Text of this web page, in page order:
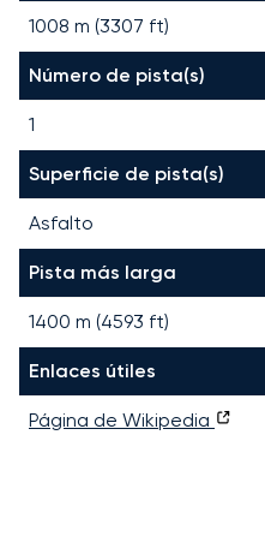
1008 m (3307 ft)
Número de pista(s)
1
Superficie de pista(s)
Asfalto
Pista más larga
1400 m (4593 ft)
Enlaces útiles
Página de Wikipedia